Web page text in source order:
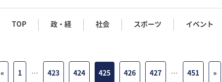
TOP 政・経 社会 スポーツ イベント
« 1 … 423 424 425 426 427 … 451 »